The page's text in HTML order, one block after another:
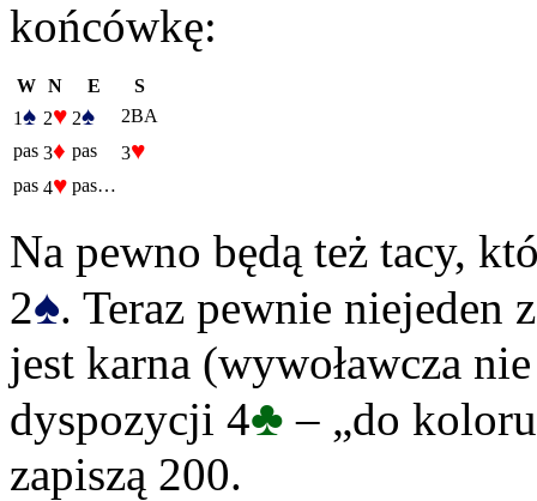
końcówkę:
W N E
S
1♠ 2♥ 2♠
2BA
pas 3♦ pas 3♥
pas 4♥ pas…
Na pewno będą też tacy,
2♠. Teraz pewnie niejeden
jest karna (wywoławcza
dyspozycji 4♣ – „do
zapiszą 200.